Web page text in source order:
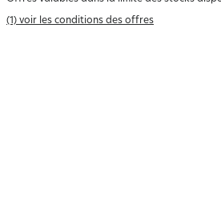
(1) voir les conditions des offres